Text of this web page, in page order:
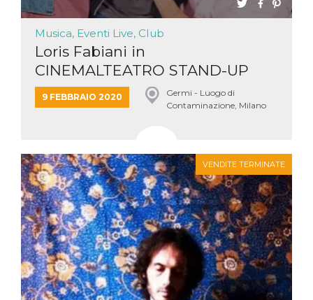
Musica, Eventi Live, Club
Loris Fabiani in
CINEMALTEATRO STAND-UP
@germildc 9 fe...
9 FEBBRAIO 2020
Germi - Luogo di
Contaminazione, Milano
VENDITE TERMINATE